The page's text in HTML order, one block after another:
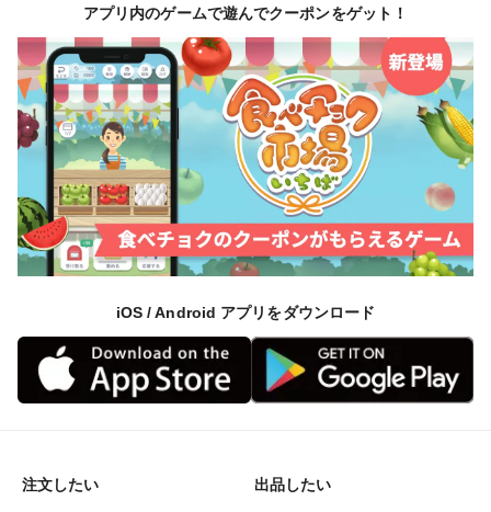
アプリ内のゲームで遊んでクーポンをゲット！
iOS / Android アプリをダウンロード
注文したい 出品したい